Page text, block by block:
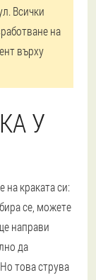
Всички
на
върху
У
на краката си:
се, можете
направи
да
това струва